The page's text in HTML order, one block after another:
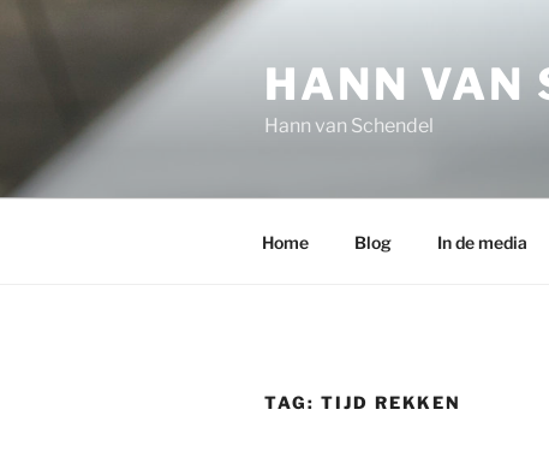
HANN VAN
Hann van Schendel
Home Blog In de media
TAG: TIJD REKKEN